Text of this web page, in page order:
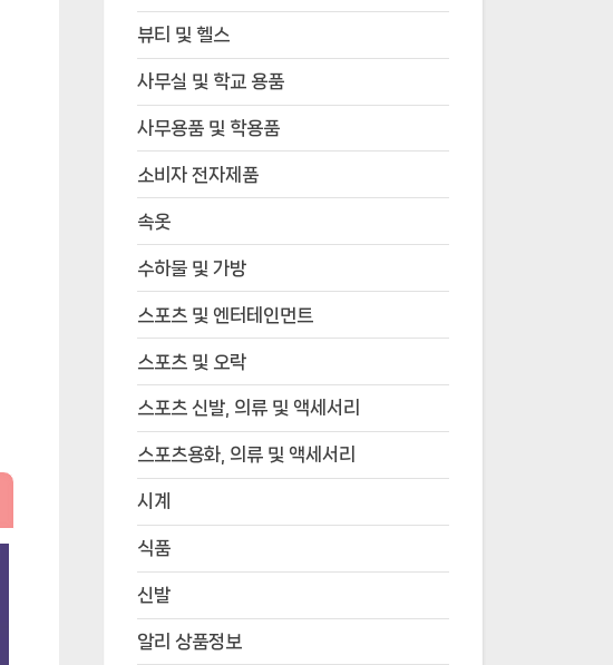
뷰티 및 헬스
사무실 및 학교 용품
사무용품 및 학용품
소비자 전자제품
속옷
수하물 및 가방
스포츠 및 엔터테인먼트
스포츠 및 오락
스포츠 신발, 의류 및 액세서리
스포츠용화, 의류 및 액세서리
시계
식품
신발
알리 상품정보